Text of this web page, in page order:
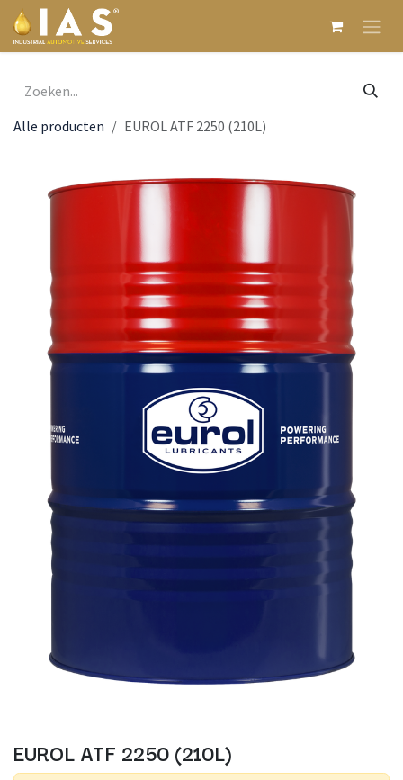
Overslaan naar inhoud
Alle producten EUROL ATF 2250 (210L)
EUROL ATF 2250 (210L)